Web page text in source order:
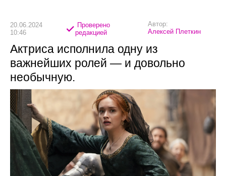
20.06.2024
10:46
Проверено
редакцией
Автор:
Алексей Плеткин
Актриса исполнила одну из
важнейших ролей — и довольно
необычную.